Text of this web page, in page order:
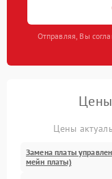
Отправляя, Вы
Цены
Цены
Замена платы
мейн платы)